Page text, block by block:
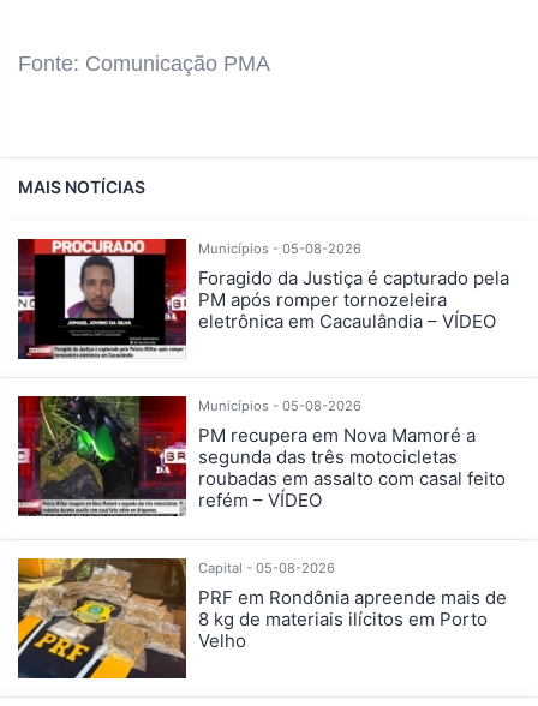
Fonte: Comunicação PMA
MAIS NOTÍCIAS
Municípios - 05-08-2026
Foragido da Justiça é capturado pela
PM após romper tornozeleira
eletrônica em Cacaulândia – VÍDEO
Municípios - 05-08-2026
PM recupera em Nova Mamoré a
segunda das três motocicletas
roubadas em assalto com casal feito
refém – VÍDEO
Capital - 05-08-2026
PRF em Rondônia apreende mais de
8 kg de materiais ilícitos em Porto
Velho